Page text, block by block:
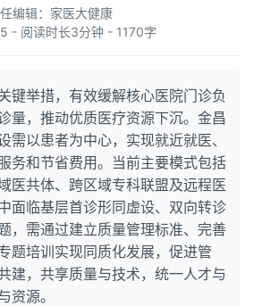
编辑：家医大健康
- 阅读时长3分钟 - 1170字
键举措，有效缓解核心医院门诊负
量，推动优质医疗资源下沉。金昌
需以患者为中心，实现就近就医、
务和节省费用。当前主要模式包括
医共体、跨区域专科联盟及远程医
面临基层首诊形同虚设、双向转诊
，需通过建立质量管理标准、完善
题培训实现同质化发展，促进管
建，共享质量与技术，统一人才与
资源。